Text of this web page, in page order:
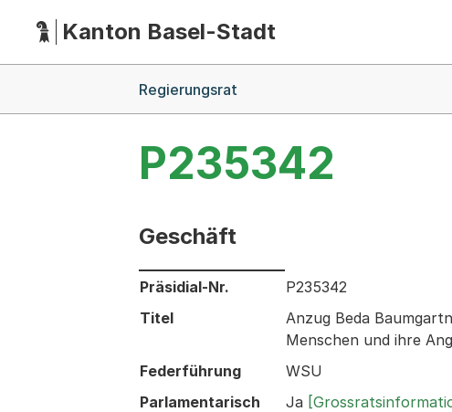
HauptnavigationKanton Basel-Stadt
Regierungsrat
P235342
Geschäft
Informationen zum Ausgewählten Geschäft
Präsidial-Nr.
P235342
Titel
Anzug Beda
Menschen und ihre
Federführung
WSU
Parlamentarisch
Ja